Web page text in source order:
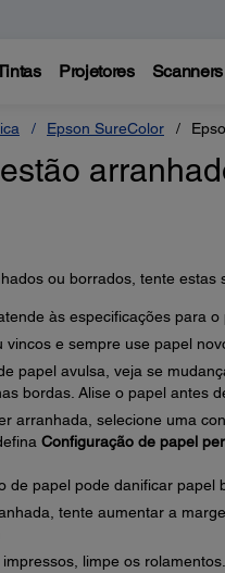
Projetores Scanners
Epson SureColor
ou borrados, tente estas
às especificações para o
e sempre use papel
papel avulsa, veja se
bordas. Alise o papel antes
arranhada, selecione uma
Configuração de papel
de papel pode danificar papel
tente aumentar a
limpe os